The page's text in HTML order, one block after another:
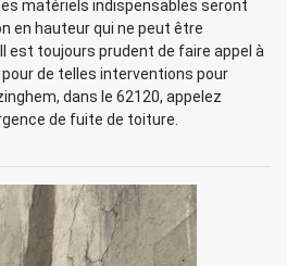
matériels indispensables seront
en hauteur qui ne peut être
est toujours prudent de faire appel à
de telles interventions pour
dans le 62120, appelez
de fuite de toiture.